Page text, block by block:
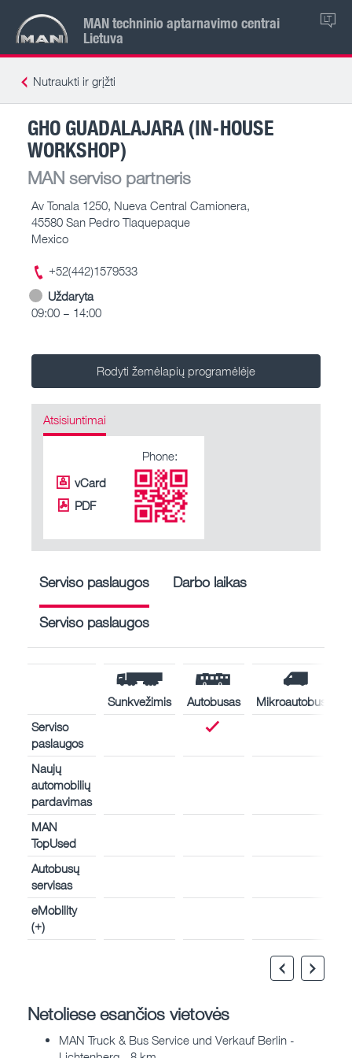
MAN techninio aptarnavimo centrai
Lietuva
LT
Nutraukti ir grįžti
GHO GUADALAJARA (IN-HOUSE
WORKSHOP)
MAN serviso partneris
Av Tonala 1250, Nueva Central Camionera,
45580 San Pedro Tlaquepaque
Mexico
+52(442)1579533
Uždaryta
09:00 – 14:00
Rodyti žemėlapių programėlėje
Atsisiuntimai
vCard
PDF
Phone:
Serviso paslaugos Darbo laikas
Serviso paslaugos
Sunkvežimis Autobusas
Mikroautobusas
Serviso
paslaugos
Naujų
automobilių
pardavimas
MAN
TopUsed
Autobusų
servisas
eMobility
(+)
Netoliese esančios vietovės
MAN Truck & Bus Service und Verkauf Berlin -